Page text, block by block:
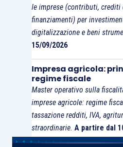
le imprese (contributi, crediti
finanziamenti) per
digitalizzazione e beni
15/09/2026
Impresa agricola:
regime fiscale
Master operativo sulla
imprese agricole: regime
tassazione redditi, IVA,
straordinarie. A partire dal